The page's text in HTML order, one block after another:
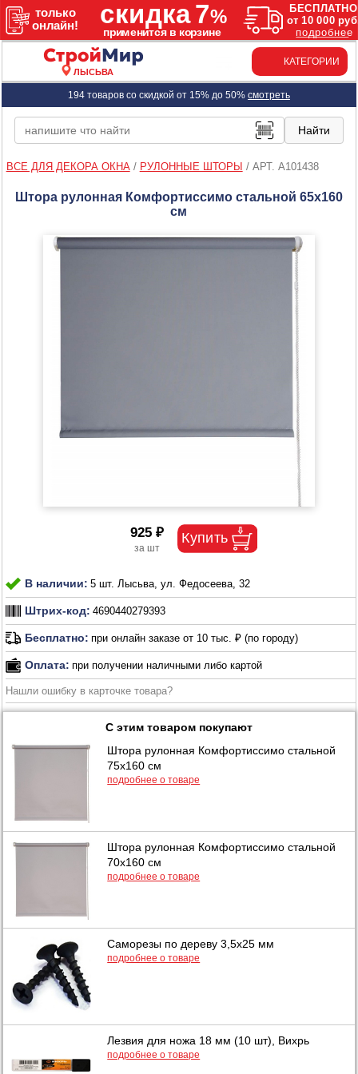
ЛЫСЬВА
КАТЕГОРИИ
194 товаров со скидкой от 15% до 50% смотреть
ВСЕ ДЛЯ ДЕКОРА ОКНА/ РУЛОННЫЕ ШТОРЫ / АРТ. A101438
Штора рулонная Комфортиссимо стальной 65х160
см
925 ₽
В наличии: 5 шт. Лысьва, ул. Федосеева, 32
Штрих-код: 4690440279393
Бесплатно: при онлайн заказе от 10 тыс. ₽ (по городу)
Оплата: при получении наличными либо картой
Нашли ошибку в карточке товара?
С этим товаром покупают
Штора рулонная Комфортиссимо стальной
75х160 см
подробнее о товаре
Штора рулонная Комфортиссимо стальной
70х160 см
подробнее о товаре
Саморезы по дереву 3,5х25 мм
подробнее о товаре
Лезвия для ножа 18 мм (10 шт), Вихрь
подробнее о товаре